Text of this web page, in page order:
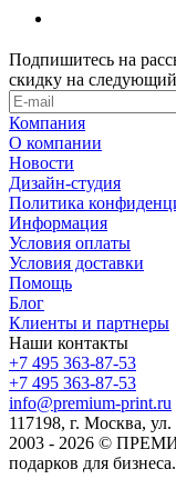
Подпишитесь на
скидку на следующий
Компания
О компании
Новости
Дизайн-студия
Политика
Информация
Условия оплаты
Условия доставки
Помощь
Блог
Клиенты и партнеры
Наши контакты
+7 495 363-87-53
+7 495 363-87-53
info@premium-print.ru
117198, г. Москва,
2003 - 2026 ©
подарков для бизнеса.